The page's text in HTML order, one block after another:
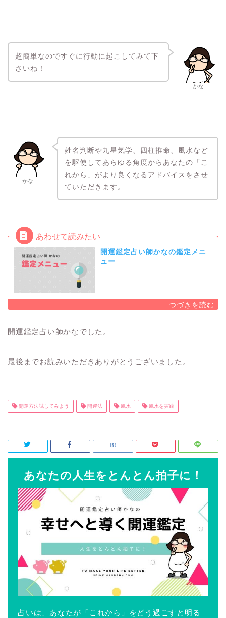
かな
超簡単なのですぐに行動に起こしてみて下
さいね！
かな
姓名判断や九星気学、四柱推命、風水など
を駆使してあらゆる角度からあなたの「こ
れから」がより良くなるアドバイスをさせ
ていただきます。
開運鑑定占い師かなの鑑定メニ
ュー
開運鑑定占い師かなでした。
最後までお読みいただきありがとうございました。
開運方法試してみよう 開運法 風水 風水を実践
あなたの人生をとんとん拍子に！
占いは、あなたが「これから」をどう過ごすと明る